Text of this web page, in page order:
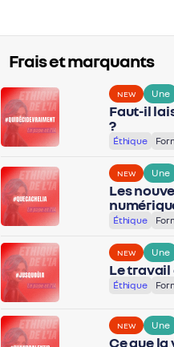
Frais et marquants
NEW Une
Faut-il
?
Éthique
NEW Une
Les
Éthique
NEW Une
Le travail
Éthique
NEW Une
Ce que